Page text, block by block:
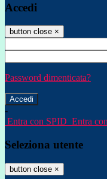
Accedi
button close ×
Password dimenticata?
-
Entra con SPID Entra
Seleziona utente
button close ×